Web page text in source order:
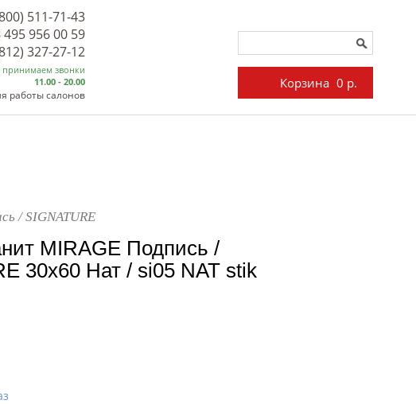
511-71-43
495 956 00 59
принимаем звонки
11.00 - 20.00
работы салонов
327-27-12
Корзина 0 р.
/ SIGNATURE
MIRAGE Подпись /
30x60 Нат / si05 NAT stik